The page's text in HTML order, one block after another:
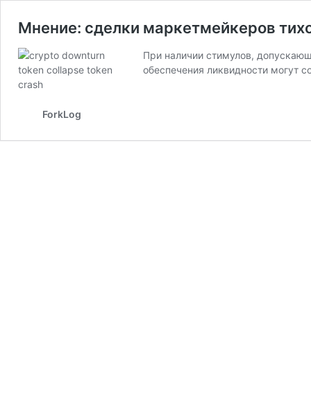
Мнение: сделки маркетмейкеров
При наличии стимулов,
обеспечения ликвидности могут
ForkLog